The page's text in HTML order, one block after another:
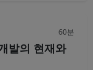
60분
발의 현재와